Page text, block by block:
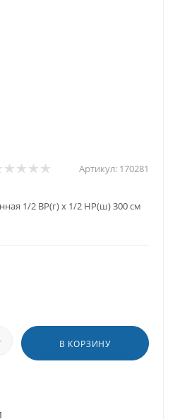
Артикул: 170281
1/2 ВР(г) х 1/2 НР(ш) 300 см
В КОРЗИНУ